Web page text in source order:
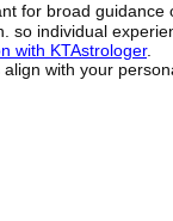
for broad guidance
so individual
with KTAstrologer.
with your